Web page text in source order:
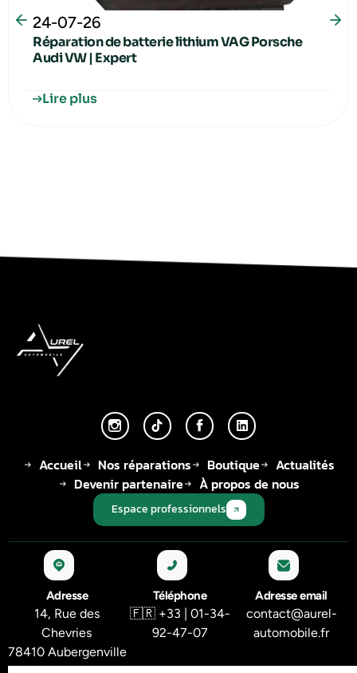
24-07-26
Réparation de batterie lithium VAG Porsche
Audi VW | Expert
Lire plus
Accueil Nos réparations Boutique
Actualités
Devenir partenaire
À propos de nous
Espace professionnels
Adresse
14, Rue des
Chevries
78410 Aubergenville
Téléphone
🇫🇷 +33 | 01-34-
92-47-07
Adresse email
contact@aurel-
automobile.fr